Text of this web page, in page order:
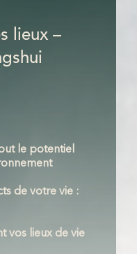
lieux –
le potentiel
de votre vie :
vos lieux de vie